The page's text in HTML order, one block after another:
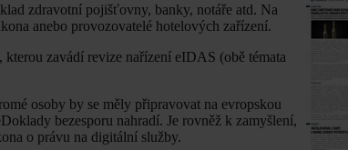
zdravotní pojišťovny, banky, notáře atd. Na
anebo provozovatelé hotelových zařízení.
zavádí revize nařízení eIDAS (obě témata
osoby by se měly připravovat na evropskou
bezesporu nahradí. Je rovněž k zamyšlení,
o právu na digitální služby.